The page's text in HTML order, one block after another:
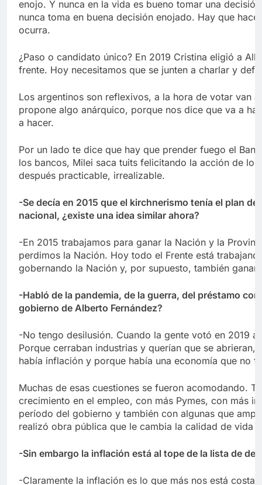
enojo. Y nunca en la vida es bueno tomar una
nunca toma en buena decisión enojado. Hay que
ocurra.
¿Paso o candidato único? En 2019 Cristina eligió a
frente. Hoy necesitamos que se junten a charlar y
Los argentinos son reflexivos, a la hora de votar van
propone algo anárquico, porque nos dice que va a
a hacer.
Por un lado te dice que hay que prender fuego el
los bancos, Milei saca tuits felicitando la acción de
después practicable, irrealizable.
-Se decía en 2015 que el kirchnerismo tenía el plan
nacional, ¿existe una idea similar ahora?
-En 2015 trabajamos para ganar la Nación y la
perdimos la Nación. Hoy todo el Frente está
gobernando la Nación y, por supuesto, también ganar
-Habló de la pandemia, de la guerra, del préstamo
gobierno de Alberto Fernández?
-No tengo desilusión. Cuando la gente votó en 2019
Porque cerraban industrias y querían que se
había inflación y porque había una economía que no
Muchas de esas cuestiones se fueron acomodando.
crecimiento en el empleo, con más Pymes, con más
período del gobierno y también con algunas que
realizó obra pública que le cambia la calidad de vida
-Sin embargo la inflación está al tope de la lista de
-Claramente la inflación es lo que más nos está